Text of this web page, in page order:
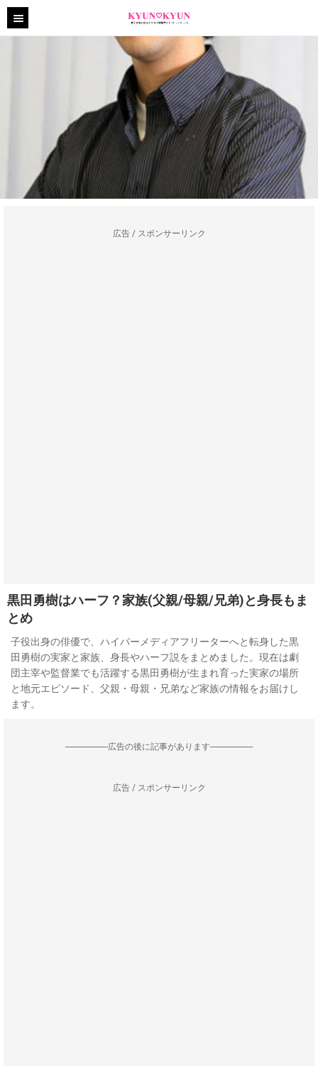
広告 / スポンサーリンク
黒田勇樹はハーフ？家族(父親/母親/兄弟)と身長もま
とめ
子役出身の俳優で、ハイパーメディアフリーターへと転身した黒
田勇樹の実家と家族、身長やハーフ説をまとめました。現在は劇
団主宰や監督業でも活躍する黒田勇樹が生まれ育った実家の場所
と地元エピソード、父親・母親・兄弟など家族の情報をお届けし
ます。
--------------------広告の後に記事があります--------------------
広告 / スポンサーリンク